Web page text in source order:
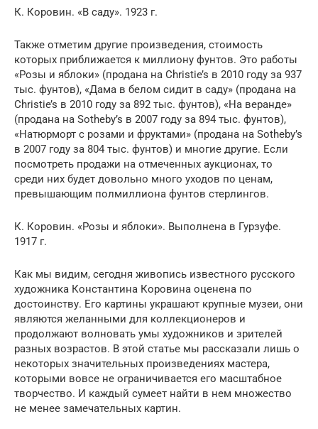
К. Коровин. «В саду». 1923 г.
Также отметим другие произведения, стоимость
которых приближается к миллиону фунтов. Это работы
«Розы и яблоки» (продана на Christie’s в 2010 году за 937
тыс. фунтов), «Дама в белом сидит в саду» (продана на
Christie’s в 2010 году за 892 тыс. фунтов), «На веранде»
(продана на Sotheby’s в 2007 году за 894 тыс. фунтов),
«Натюрморт с розами и фруктами» (продана на Sotheby’s
в 2007 году за 804 тыс. фунтов) и многие другие. Если
посмотреть продажи на отмеченных аукционах, то
среди них будет довольно много уходов по ценам,
превышающим полмиллиона фунтов стерлингов.
К. Коровин. «Розы и яблоки». Выполнена в Гурзуфе.
1917 г.
Как мы видим, сегодня живопись известного русского
художника Константина Коровина оценена по
достоинству. Его картины украшают крупные музеи, они
являются желанными для коллекционеров и
продолжают волновать умы художников и зрителей
разных возрастов. В этой статье мы рассказали лишь о
некоторых значительных произведениях мастера,
которыми вовсе не ограничивается его масштабное
творчество. И каждый сумеет найти в нем множество
не менее замечательных картин.